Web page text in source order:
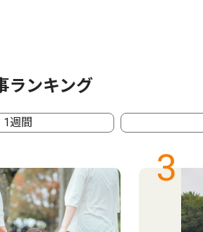
ランキング
1週間
3